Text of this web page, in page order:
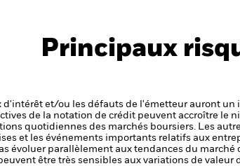
Principaux
d'intérêt et/ou les défauts de l'émetteur auront
de la notation de crédit peuvent accroître le
quotidiennes des marchés boursiers. Les
et les événements importants relatifs aux
évoluer parallèlement aux tendances du
être très sensibles aux variations de